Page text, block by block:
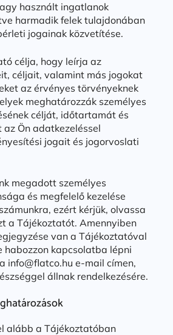
használt ingatlanok
harmadik felek tulajdonában
jogainak közvetítése.
célja, hogy leírja az
céljait, valamint más jogokat
az érvényes törvényeknek
meghatározzák személyes
célját, időtartamát és
Ön adatkezeléssel
jogait és jogorvoslati
megadott személyes
és megfelelő kezelése
ezért kérjük, olvassa
a Tájékoztatót. Amennyiben
van a Tájékoztatóval
habozzon kapcsolatba lépni
info@flatco.hu e-mail címen,
állnak rendelkezésére.
alább a Tájékoztatóban